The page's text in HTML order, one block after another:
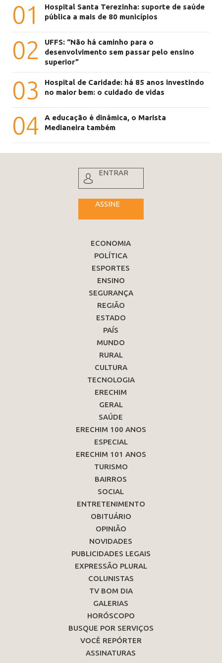
01
Hospital Santa Terezinha: suporte de saúde
pública a mais de 80 municípios
02
UFFS: “Não há caminho para o
desenvolvimento sem passar pelo ensino
superior”
03
Hospital de Caridade: há 85 anos investindo
no maior bem: o cuidado de vidas
04
A educação é dinâmica, o Marista
Medianeira também
ENTRAR
ASSINE
ECONOMIA
POLÍTICA
ESPORTES
ENSINO
SEGURANÇA
REGIÃO
ESTADO
PAÍS
MUNDO
RURAL
CULTURA
TECNOLOGIA
ERECHIM
GERAL
SAÚDE
ERECHIM 100 ANOS
ESPECIAL
ERECHIM 101 ANOS
TURISMO
BAIRROS
SOCIAL
ENTRETENIMENTO
OBITUÁRIO
OPINIÃO
NOVIDADES
PUBLICIDADES LEGAIS
EXPRESSÃO PLURAL
COLUNISTAS
TV BOM DIA
GALERIAS
HORÓSCOPO
BUSQUE POR SERVIÇOS
VOCÊ REPÓRTER
ASSINATURAS